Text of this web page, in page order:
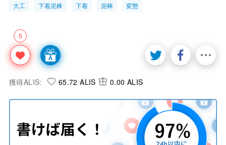
大工 下着泥棒 下着 泥棒 変態
5
獲得ALIS: 65.72 ALIS 0.00 ALIS